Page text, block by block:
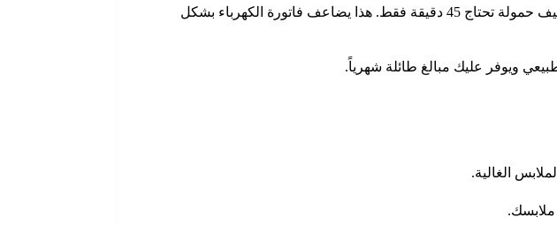
عندما يضعف “عنصر التسخين” أو تنسد الفلاتر، تضطر النشافة للعمل لمدة 3 ساعات لتجفيف حمولة تحتاج 45 دقيقة فقط. هذا يضاعف فاتورة الكهرباء بشكل
ويوفر عليك مبالغ طائلة شهرياً.
الغالية.